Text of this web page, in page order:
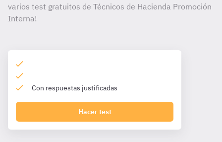
varios test gratuitos de Técnicos de Hacienda Promoción
Interna!
Con respuestas justificadas
Hacer test